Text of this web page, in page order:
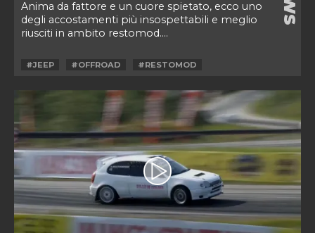
Anima da fattore e un cuore spietato, ecco uno
degli accostamenti più insospettabili e meglio
riusciti in ambito restomod....
#JEEP #OFFROAD #RESTOMOD